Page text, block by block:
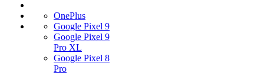
OnePlus
Google Pixel 9
Google Pixel 9
Pro XL
Google Pixel 8
Pro